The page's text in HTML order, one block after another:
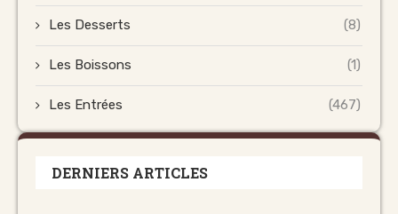
Les Desserts (8)
Les Boissons (1)
Les Entrées (467)
DERNIERS ARTICLES